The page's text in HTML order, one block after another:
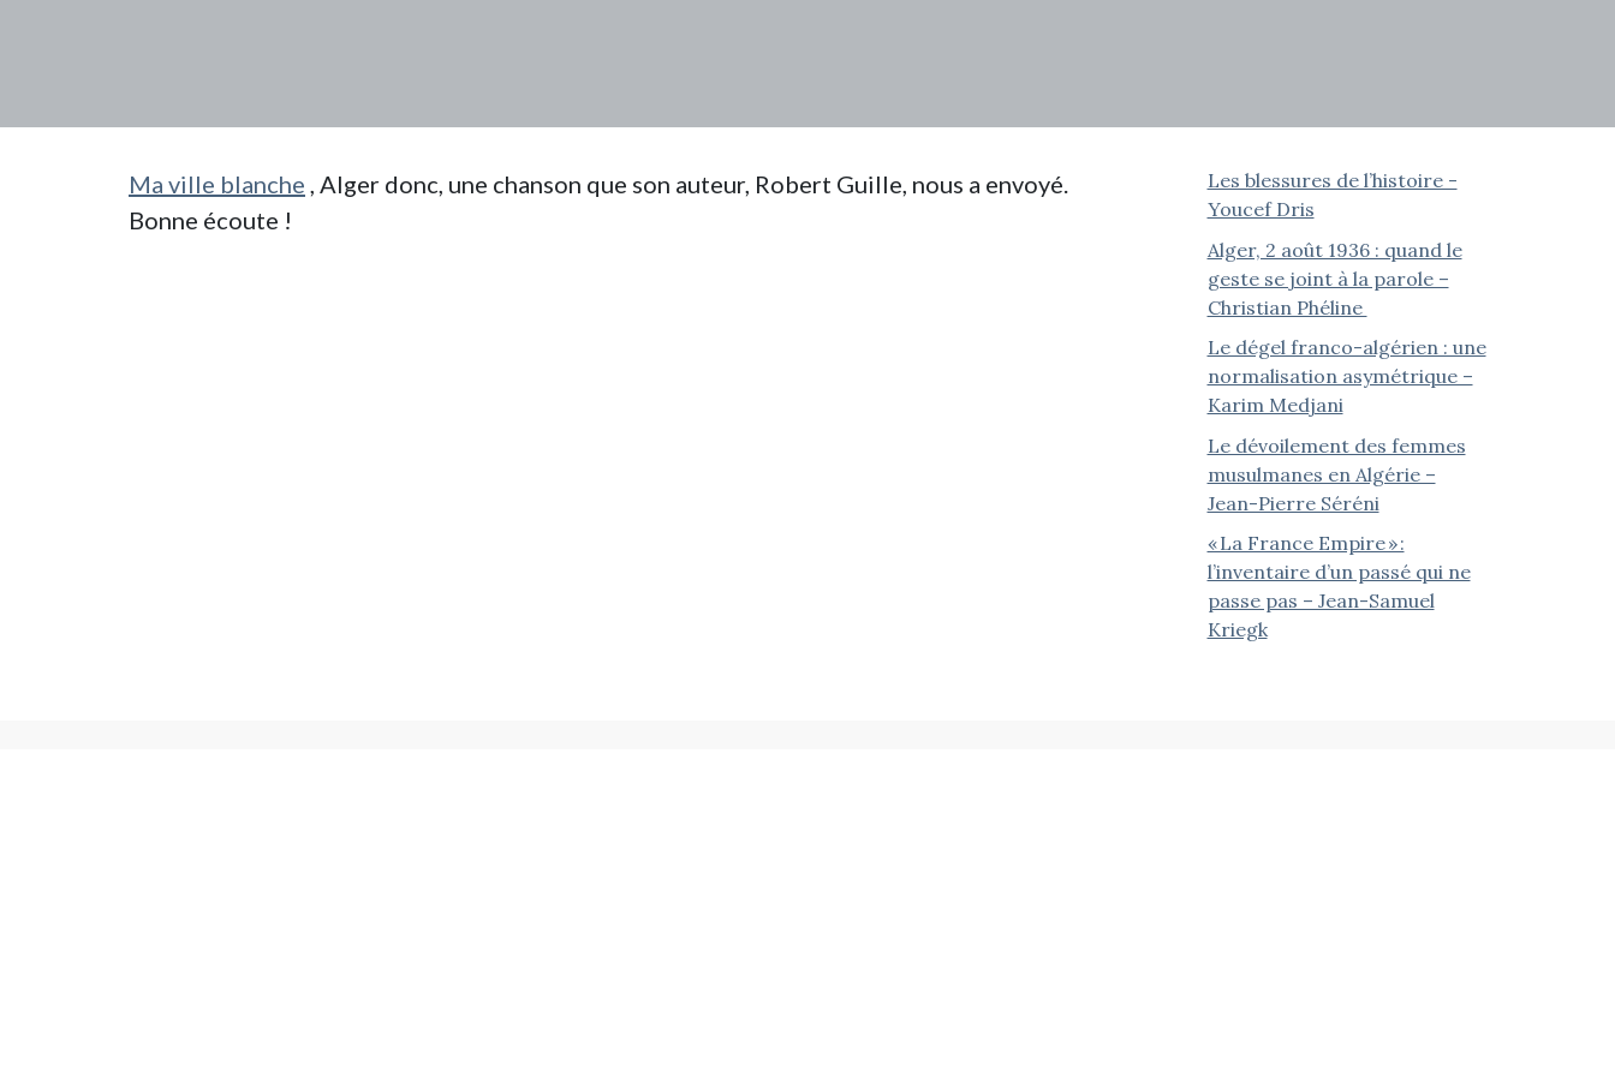
Ma ville blanche , Alger donc, une chanson que son auteur, Robert Guille, nous a envoyé.
Bonne écoute !
Les blessures de l’histoire -
Youcef Dris
Alger, 2 août 1936 : quand le
geste se joint à la parole –
Christian Phéline
Le dégel franco-algérien : une
normalisation asymétrique –
Karim Medjani
Le dévoilement des femmes
musulmanes en Algérie –
Jean-Pierre Séréni
« La France Empire » :
l’inventaire d’un passé qui ne
passe pas – Jean-Samuel
Kriegk